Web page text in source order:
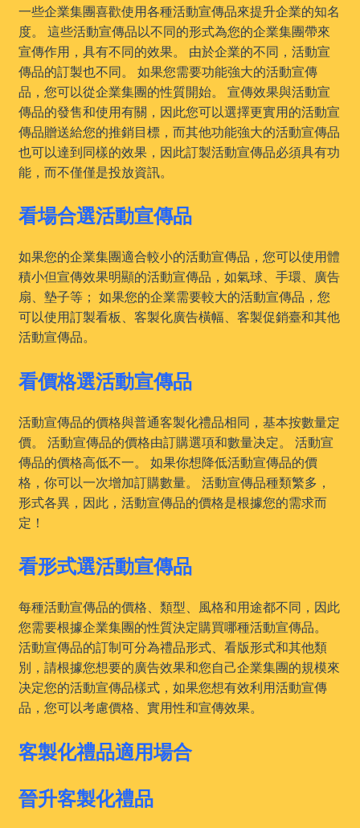
一些企業集團喜歡使用各種活動宣傳品來提升企業的知名
度。 這些活動宣傳品以不同的形式為您的企業集團帶來
宣傳作用，具有不同的效果。 由於企業的不同，活動宣
傳品的訂製也不同。 如果您需要功能強大的活動宣傳
品，您可以從企業集團的性質開始。 宣傳效果與活動宣
傳品的發售和使用有關，因此您可以選擇更實用的活動宣
傳品贈送給您的推銷目標，而其他功能強大的活動宣傳品
也可以達到同樣的效果，因此訂製活動宣傳品必須具有功
能，而不僅僅是投放資訊。
看場合選活動宣傳品
如果您的企業集團適合較小的活動宣傳品，您可以使用體
積小但宣傳效果明顯的活動宣傳品，如氣球、手環、廣告
扇、墊子等； 如果您的企業需要較大的活動宣傳品，您
可以使用訂製看板、客製化廣告橫幅、客製促銷臺和其他
活動宣傳品。
看價格選活動宣傳品
活動宣傳品的價格與普通客製化禮品相同，基本按數量定
價。 活動宣傳品的價格由訂購選項和數量决定。 活動宣
傳品的價格高低不一。 如果你想降低活動宣傳品的價
格，你可以一次增加訂購數量。 活動宣傳品種類繁多，
形式各異，因此，活動宣傳品的價格是根據您的需求而
定！
看形式選活動宣傳品
每種活動宣傳品的價格、類型、風格和用途都不同，因此
您需要根據企業集團的性質決定購買哪種活動宣傳品。
活動宣傳品的訂制可分為禮品形式、看版形式和其他類
別，請根據您想要的廣告效果和您自己企業集團的規模來
决定您的活動宣傳品樣式，如果您想有效利用活動宣傳
品，您可以考慮價格、實用性和宣傳效果。
客製化禮品適用場合
晉升客製化禮品